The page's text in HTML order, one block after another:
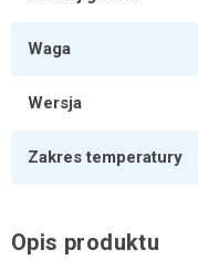
Waga
Wersja
Zakres temperatury
Opis produktu